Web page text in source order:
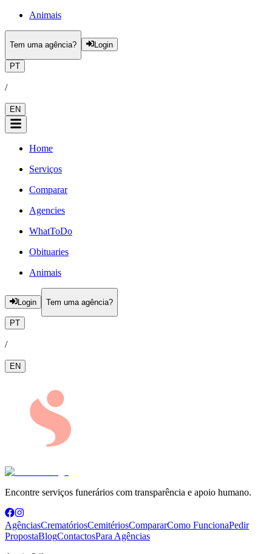
Animais
Tem uma agência? Login
PT
/
EN
Home
Serviços
Comparar
Agencies
WhatToDo
Obituaries
Animais
Login Tem uma agência?
PT
/
EN
Encontre serviços funerários com transparência e apoio humano.
AgênciasCrematóriosCemitériosCompararComo FuncionaPedir
PropostaBlogContactosPara Agências